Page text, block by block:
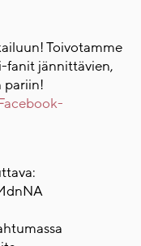
Toivotamme
fanit jännittävien,
pariin!